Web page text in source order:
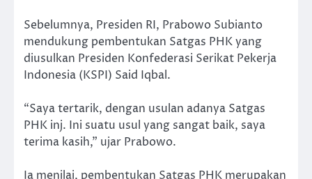
Sebelumnya, Presiden RI, Prabowo Subianto
mendukung pembentukan Satgas PHK yang
diusulkan Presiden Konfederasi Serikat Pekerja
Indonesia (KSPI) Said Iqbal.
“Saya tertarik, dengan usulan adanya Satgas
PHK inj. Ini suatu usul yang sangat baik, saya
terima kasih,” ujar Prabowo.
Ia menilai, pembentukan Satgas PHK merupakan